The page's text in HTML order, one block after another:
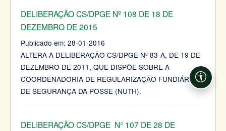
DELIBERAÇÃO CS/DPGE Nº 108 DE 18 DE
DEZEMBRO DE 2015
Publicado em: 28-01-2016
ALTERA A DELIBERAÇÃO CS/DPGE Nº 83-A, DE 19 DE
DEZEMBRO DE 2011, QUE DISPÕE SOBRE A
COORDENADORIA DE REGULARIZAÇÃO FUNDIÁRIA E
DE SEGURANÇA DA POSSE (NUTH).
DELIBERAÇÃO CS/DPGE N° 107 DE 28 DE